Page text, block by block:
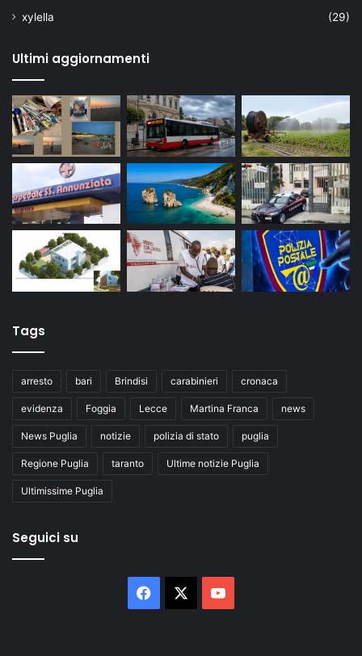
xylella
(29)
Ultimi aggiornamenti
Tags
arresto bari Brindisi carabinieri cronaca
evidenza Foggia Lecce Martina Franca news
News Puglia notizie polizia di stato puglia
Regione Puglia taranto Ultime notizie Puglia
Ultimissime Puglia
Seguici su
Facebook